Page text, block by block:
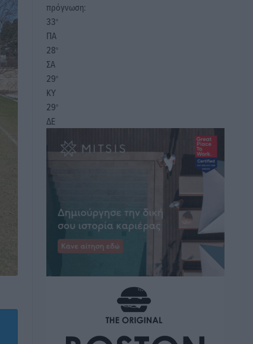
πρόγνωση:
33°
ΠΑ
28°
ΣΑ
29°
ΚΥ
29°
ΔΕ